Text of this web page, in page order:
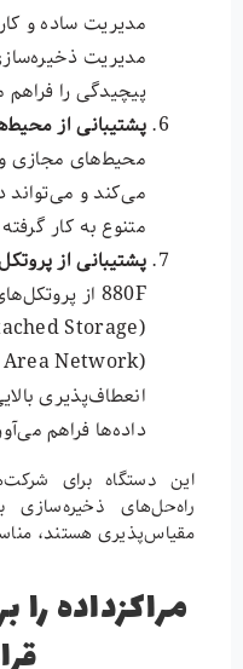
مدیریت ساده و
مدیریت
پیچیدگی را
پشتیبانی از
محیط‌های مجازی
می‌کند و
متنوع به کار
پشتیبانی از
انعطاف‌پذیری
داده‌ها فراهم
این دستگاه برای
راه‌حل‌های ذخیره‌سازی
مقیاس‌پذیری هستند،